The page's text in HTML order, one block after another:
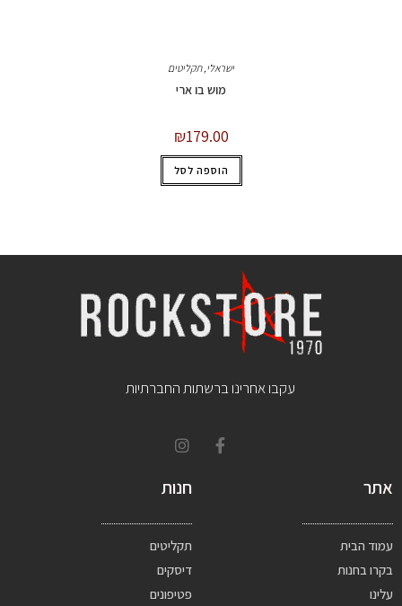
ישראלי ,תקליטים
מוש בו ארי
₪179.00
הוספה לסל
עקבו אחרינו ברשתות החברתיות
אתר
עמוד הבית
בקרו בחנות
עלינו
חנות
תקליטים
דיסקים
פטיפונים